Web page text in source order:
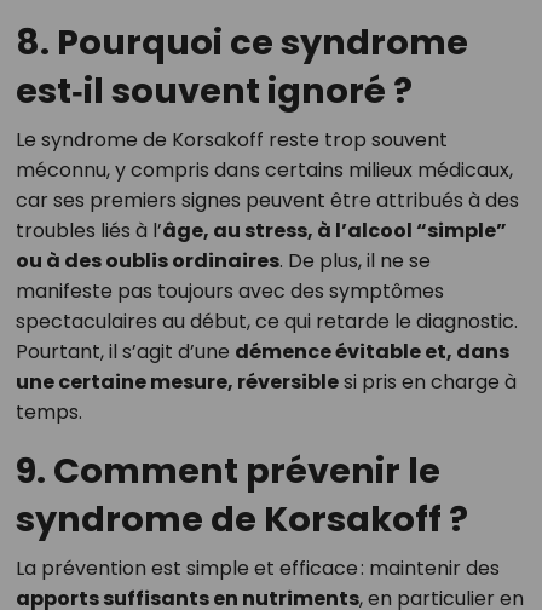
8. Pourquoi ce syndrome
est‑il souvent ignoré ?
Le syndrome de Korsakoff reste trop souvent
méconnu, y compris dans certains milieux médicaux,
car ses premiers signes peuvent être attribués à des
troubles liés à l’âge, au stress, à l’alcool “simple”
ou à des oublis ordinaires. De plus, il ne se
manifeste pas toujours avec des symptômes
spectaculaires au début, ce qui retarde le diagnostic.
Pourtant, il s’agit d’une démence évitable et, dans
une certaine mesure, réversiblesi pris en charge à
temps.
9. Comment prévenir le
syndrome de Korsakoff ?
La prévention est simple et efficace : maintenir des
apports suffisants en nutriments, en particulier en